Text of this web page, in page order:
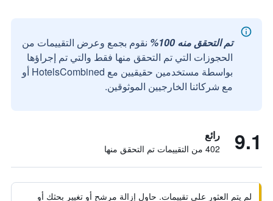
تم التحقق منه 100%
نقوم بجمع وعرض التقييمات من
الحجوزات التي تم التحقق منها فقط والتي تم إجراؤها
بواسطة مستخدمين حقيقيين مع HotelsCombined أو
مع شركائنا الخارجيين الموثوقين.
9.1 رائع
402 من التقييمات تم التحقق منها
لم يتم العثور على تقييمات. حاول إزالة مرشح أو تغيير بحثك أو